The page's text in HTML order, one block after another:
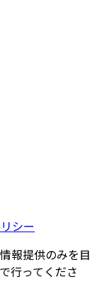
シー
報提供のみを目
行ってくださ